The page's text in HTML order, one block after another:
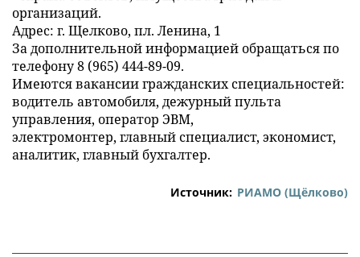
организаций.
Адрес: г. Щелково, пл. Ленина, 1
За дополнительной информацией обращаться по
телефону 8 (965) 444-89-09.
Имеются вакансии гражданских специальностей:
водитель автомобиля, дежурный пульта
управления, оператор ЭВМ,
электромонтер, главный специалист, экономист,
аналитик, главный бухгалтер.
Источник: РИАМО (Щёлково)